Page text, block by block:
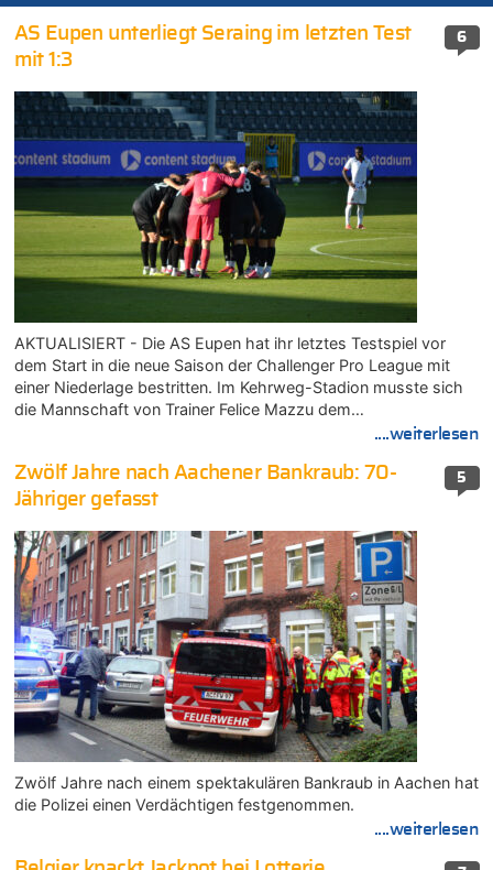
6
AS Eupen unterliegt Seraing im letzten Test
mit 1:3
AKTUALISIERT - Die AS Eupen hat ihr letztes Testspiel vor
dem Start in die neue Saison der Challenger Pro League mit
einer Niederlage bestritten. Im Kehrweg-Stadion musste sich
die Mannschaft von Trainer Felice Mazzu dem…
....weiterlesen
5
Zwölf Jahre nach Aachener Bankraub: 70-
Jähriger gefasst
Zwölf Jahre nach einem spektakulären Bankraub in Aachen hat
die Polizei einen Verdächtigen festgenommen.
....weiterlesen